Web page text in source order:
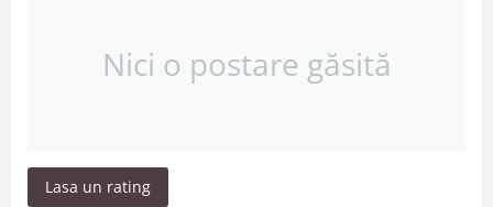
Nici o postare găsită
Lasa un rating